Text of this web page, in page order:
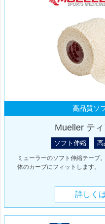
高品質ソ
Mueller テ
ソフト伸縮 高
ミューラーのソフト伸縮テープ
体のカーブにフィットします。
詳しく